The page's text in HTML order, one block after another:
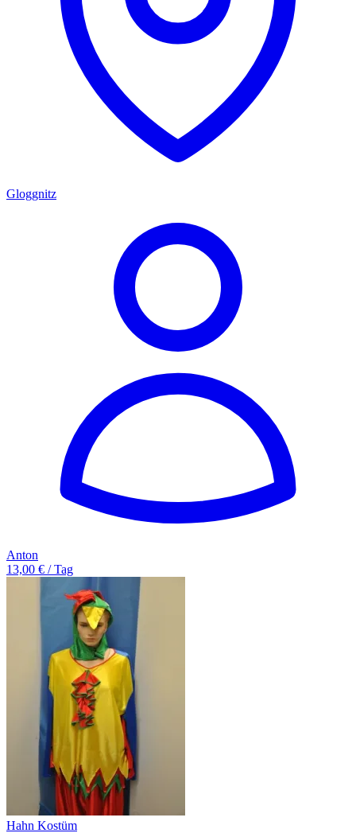
Gloggnitz
Anton
13,00 € / Tag
Hahn Kostüm